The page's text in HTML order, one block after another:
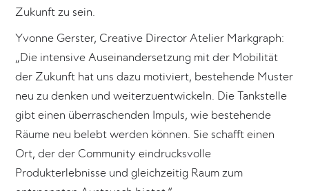
Zukunft zu sein.
Yvonne Gerster, Creative Director Atelier Markgraph:
„Die intensive Auseinandersetzung mit der Mobilität
der Zukunft hat uns dazu motiviert, bestehende Muster
neu zu denken und weiterzuentwickeln. Die Tankstelle
gibt einen überraschenden Impuls, wie bestehende
Räume neu belebt werden können. Sie schafft einen
Ort, der der Community eindrucksvolle
Produkterlebnisse und gleichzeitig Raum zum